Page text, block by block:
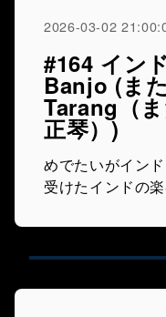
2026-03-02
#164 イン
Banjo (ま
Tarang（
正琴）)
めでたいがイン
受けたインドの